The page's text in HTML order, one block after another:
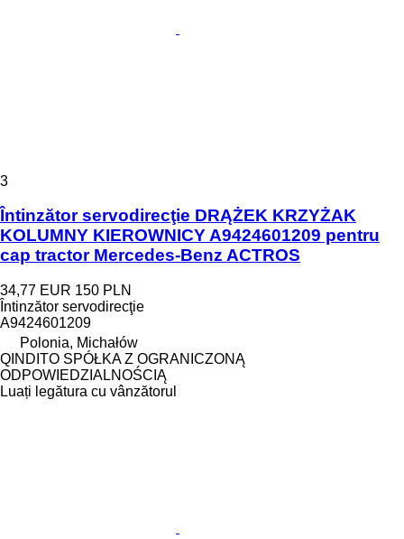
3
Întinzător servodirecţie DRĄŻEK KRZYŻAK
KOLUMNY KIEROWNICY A9424601209 pentru
cap tractor Mercedes-Benz ACTROS
34,77 EUR 150 PLN
Întinzător servodirecţie
A9424601209
Polonia, Michałów
QINDITO SPÓŁKA Z OGRANICZONĄ
ODPOWIEDZIALNOŚCIĄ
Luați legătura cu vânzătorul